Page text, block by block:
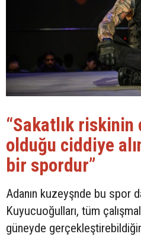
“Sakatlık riskinin
olduğu ciddiye
bir spordur”
Adanın kuzeyşnde bu spor
Kuyucuoğulları, tüm
güneyde